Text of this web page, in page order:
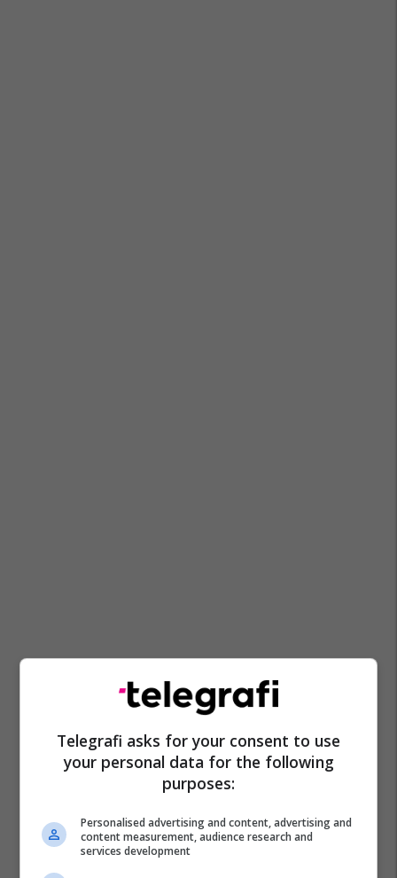
Telegrafi asks for your consent to use
your personal data for the following
purposes:
Personalised advertising and content, advertising and
content measurement, audience research and
services development